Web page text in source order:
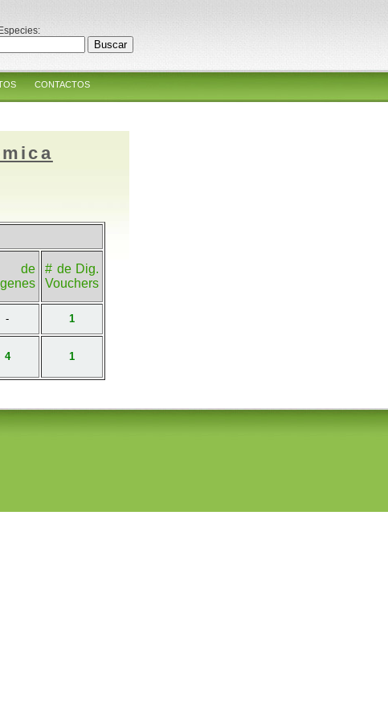
CONTACTOS
de
# de Dig.
Vouchers
- 1
4 1